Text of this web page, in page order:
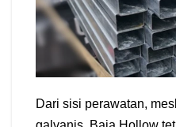
Dari sisi perawatan,